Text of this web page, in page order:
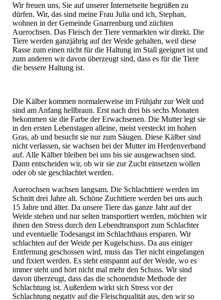
Wir freuen uns, Sie auf unserer Internetseite begrüßen zu
dürfen. Wir, das sind meine Frau Julia und ich, Stephan,
wohnen in der Gemeinde Gnarrenburg und züchten
Auerochsen. Das Fleisch der Tiere vermarkten wir direkt. Die
Tiere werden ganzjährig auf der Weide gehalten, weil diese
Rasse zum einen nicht für die Haltung im Stall geeignet ist und
zum anderen wir davon überzeugt sind, dass es für die Tiere
die bessere Haltung ist.
Die Kälber kommen normalerweise im Frühjahr zur Welt und
sind am Anfang hellbraun. Erst nach drei bis sechs Monaten
bekommen sie die Farbe der Erwachsenen. Die Mutter legt sie
in den ersten Lebenstagen alleine, meist versteckt im hohen
Gras, ab und besucht sie nur zum Säugen. Diese Kälber sind
nicht verlassen, sie wachsen bei der Mutter im Herdenverband
auf. Alle Kälber bleiben bei uns bis sie ausgewachsen sind.
Dann entscheiden wir, ob wir sie zur Zucht einsetzen wollen
oder ob sie geschlachtet werden.
Auerochsen wachsen langsam. Die Schlachttiere werden im
Schnitt drei Jahre alt. Schöne Zuchttiere werden bei uns auch
15 Jahre und älter. Da unsere Tiere das ganze Jahr auf der
Weide stehen und nur selten transportiert werden, möchten wir
ihnen den Stress durch den Lebendtransport zum Schlachter
und eventuelle Todesangst im Schlachthaus ersparen. Wir
schlachten auf der Weide per Kugelschuss. Da aus einiger
Entfernung geschossen wird, muss das Tier nicht eingefangen
und fixiert werden. Es steht entspannt auf der Weide, wo es
immer steht und hört nicht mal mehr den Schuss. Wir sind
davon überzeugt, dass das die schonendste Methode der
Schlachtung ist. Außerdem wirkt sich Stress vor der
Schlachtung negativ auf die Fleischqualität aus, den wir so